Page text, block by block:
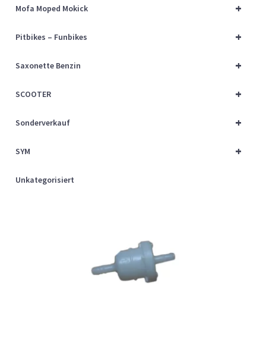
+
Mofa Moped Mokick
+
Pitbikes – Funbikes
+
Saxonette Benzin
+
SCOOTER
+
Sonderverkauf
+
SYM
Unkategorisiert